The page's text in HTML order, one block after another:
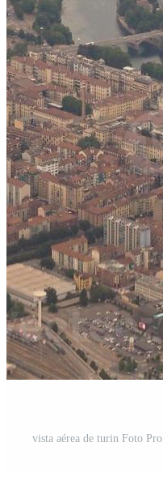
vista aérea de turin Foto Pro